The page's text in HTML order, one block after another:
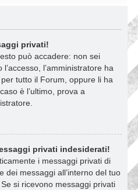
privati!
può accadere: non sei
l’amministratore ha
tutto il Forum, oppure li ha
è l’ultimo, prova a
privati indesiderati!
i messaggi privati ​​di
dei messaggi all’interno del tuo
si ricevono messaggi privati